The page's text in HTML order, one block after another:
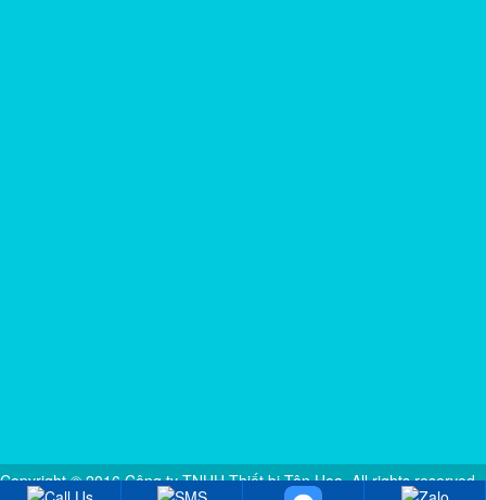
Copyright © 2016 Công ty TNHH Thiết bị Tân Hoa. All rights reserved